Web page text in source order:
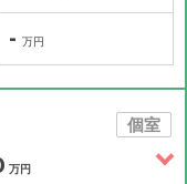
- 万円
個室
万円